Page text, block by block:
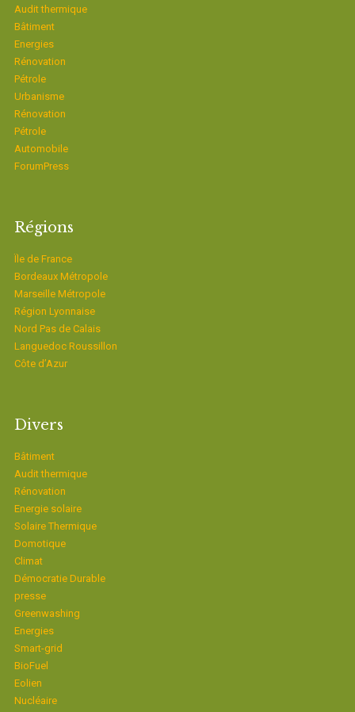
Audit thermique
Bâtiment
Energies
Rénovation
Pétrole
Urbanisme
Rénovation
Pétrole
Automobile
ForumPress
Régions
Ïle de France
Bordeaux Métropole
Marseille Métropole
Région Lyonnaise
Nord Pas de Calais
Languedoc Roussillon
Côte d’Azur
Divers
Bâtiment
Audit thermique
Rénovation
Energie solaire
Solaire Thermique
Domotique
Climat
Démocratie Durable
presse
Greenwashing
Energies
Smart-grid
BioFuel
Eolien
Nucléaire